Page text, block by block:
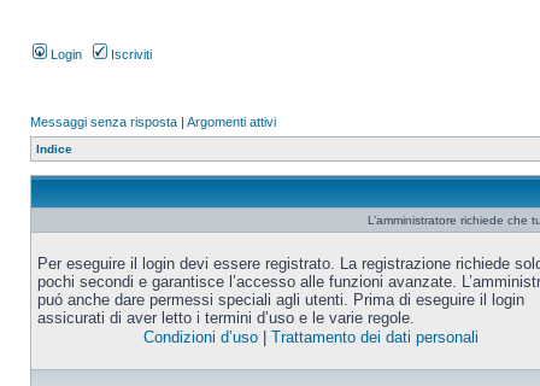
Login Iscriviti
Messaggi senza risposta | Argomenti attivi
Indice
L’amministratore richiede che
Per eseguire il login devi essere registrato. La registrazione richiede
pochi secondi e garantisce l’accesso alle funzioni avanzate.
puó anche dare permessi speciali agli utenti. Prima di eseguire il login
assicurati di aver letto i termini d’uso e le varie regole.
Condizioni d’uso| Trattamento dei dati personali